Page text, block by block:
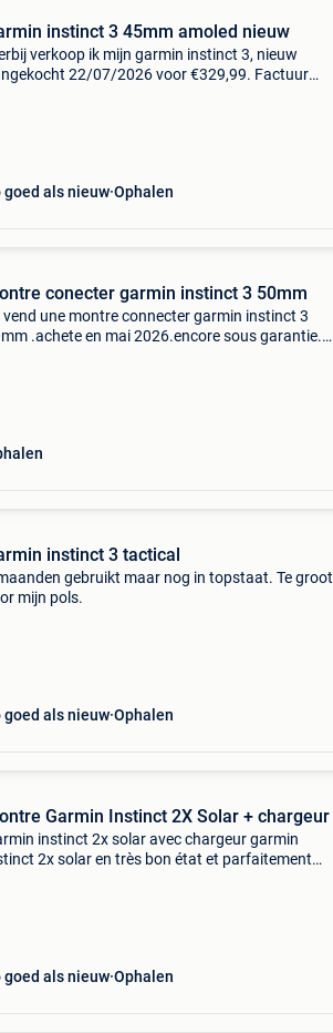
instinct 3 45mm amoled nieuw
verkoop ik mijn garmin instinct 3, nieuw
22/07/2026 voor €329,99. Factuur
goed als nieuw Ophalen
conecter garmin instinct 3 50mm
vend une montre connecter garmin instinct 3
.achete en mai 2026.encore sous garantie.je
instinct 3 tactical
gebruikt maar nog in topstaat. Te groot
mijn pols.
goed als nieuw Ophalen
Garmin Instinct 2X Solar + chargeur
instinct 2x solar avec chargeur garmin
2x solar en très bon état et parfaitement
goed als nieuw Ophalen